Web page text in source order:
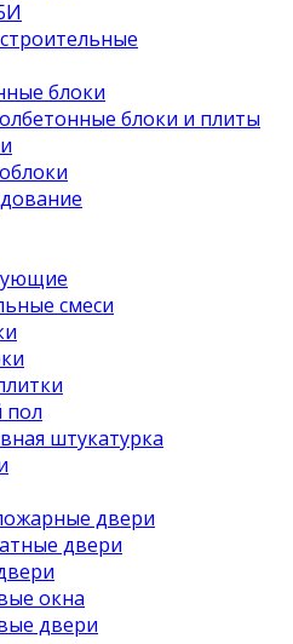
блоки
блоки и плиты
смеси
пол
штукатурка
двери
двери
окна
двери